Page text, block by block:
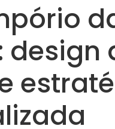
design